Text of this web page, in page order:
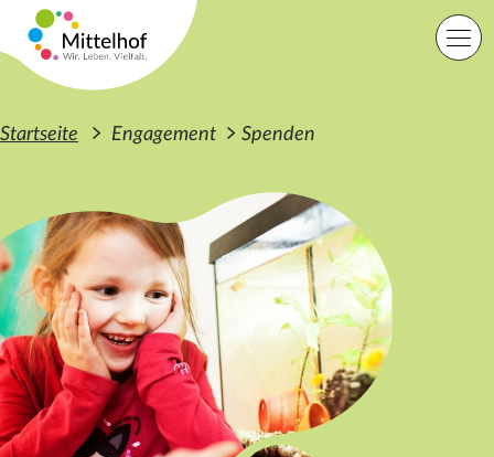
Zum Hauptinhalt der Seite springen
Lage Kontakt
Startseite
Angebote
Orte
Engagement
Über uns
Karriere
Startseite Engagement Spenden